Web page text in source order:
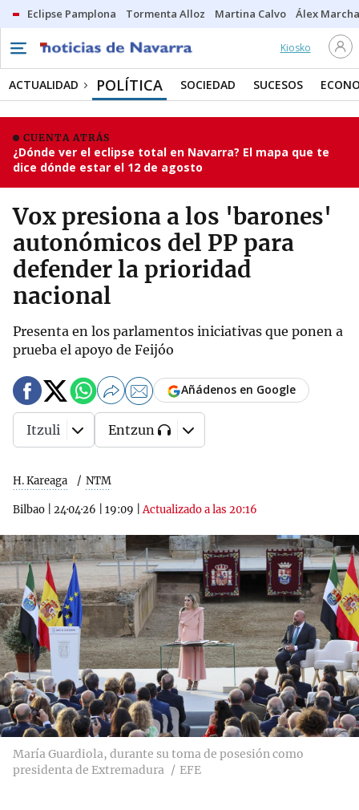
Eclipse Pamplona Tormenta Alloz Martina Calvo Álex
Kiosko
ACTUALIDAD POLÍTICA SOCIEDAD SUCESOS
CUENTA ATRÁS
¿Dónde ver el eclipse total en Navarra? El mapa que te
dice dónde estar el 12 de agosto
Vox presiona a los 'barones'
autonómicos del PP para
defender la prioridad
nacional
Presenta en los parlamentos iniciativas que ponen a
prueba el apoyo de Feijóo
H. Kareaga NTM
Bilbao 24·04·26 19:09 |Actualizado a las 20:16
Añádenos en Google
Itzuli Entzun
María Guardiola, durante su toma de posesión como
presidenta de Extremadura
EFE